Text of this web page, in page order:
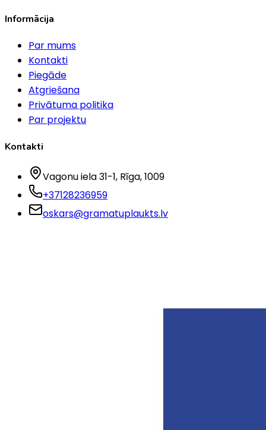
Informācija
Par mums
Kontakti
Piegāde
Atgriešana
Privātuma politika
Par projektu
Kontakti
Vagonu iela 31-1, Rīga, 1009
+37128236959
oskars@gramatuplaukts.lv